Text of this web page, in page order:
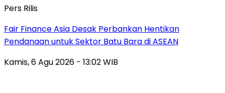
Pers Rilis
Fair Finance Asia Desak Perbankan Hentikan
Pendanaan untuk Sektor Batu Bara di ASEAN
Kamis, 6 Agu 2026 - 13:02 WIB